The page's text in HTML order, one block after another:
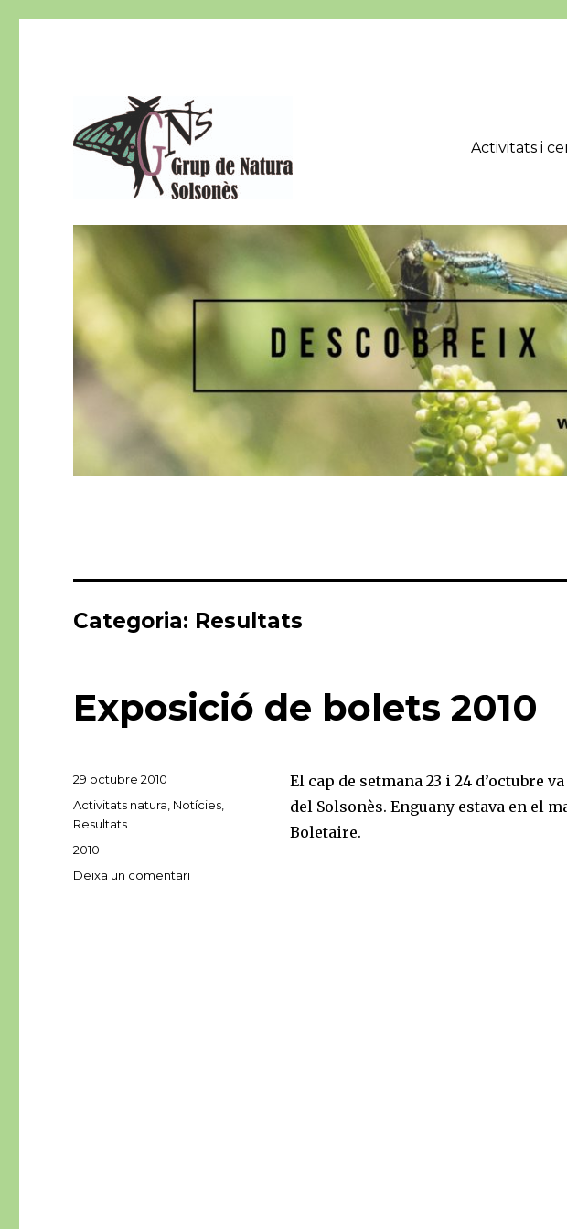
Grup de Natura del Solsonès
Activitats i
Categoria: Resultats
Exposició de bolets 2010
El cap de setmana 23 i 24 d’octubre
del Solsonès. Enguany estava en el
Boletaire.
Publicat
29 octubre 2010
Categories
Activitats natura Notícies
Resultats
Etiquetes
2010
Deixa un comentaria